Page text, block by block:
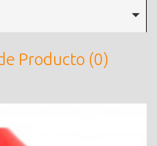
Producto (0)